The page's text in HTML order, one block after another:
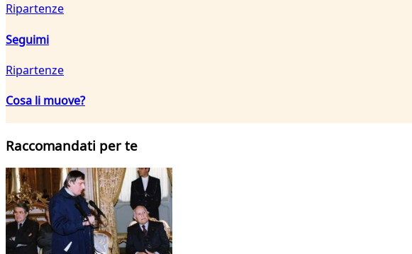
Ripartenze
Seguimi
Ripartenze
Cosa li muove?
Raccomandati per te